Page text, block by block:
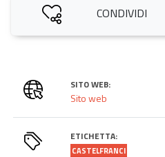
CONDIVIDI
SITO WEB:
Sito web
ETICHETTA:
CASTELFRANCI